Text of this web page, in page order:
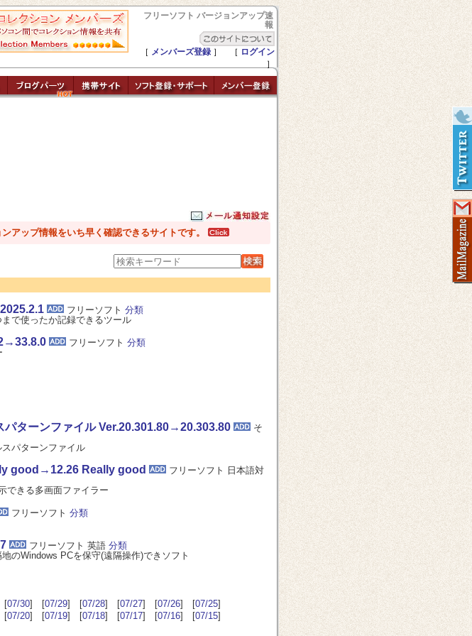
フリーソフト バージョンアップ速
報
［ メンバーズ登録 ］ ［ ログイン
］
アップ情報をいち早く確認できるサイトです。
フリーソフト 分類
で使ったか記録できるツール
フリーソフト 分類
ターンファイル Ver.20.301.80→20.303.80
そ
パターンファイル
good→12.26 Really good
フリーソフト 日本語対
できる多画面ファイラー
フリーソフト 分類
フリーソフト 英語 分類
のWindows PCを保守(遠隔操作)できソフト
[07/30] [07/29] [07/28] [07/27] [07/26] [07/25]
[07/20] [07/19] [07/18] [07/17] [07/16] [07/15]